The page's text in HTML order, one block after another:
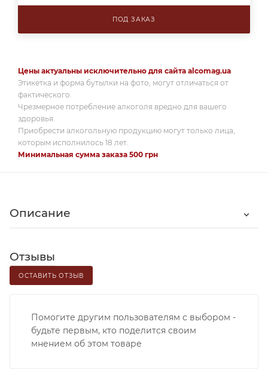
ПОД ЗАКАЗ
Цены актуальны исключительно для сайта alcomag.ua
Этикетка и форма бутылки на фото, могут отличаться от
фактического.
Чрезмерное потребление алкоголя вредно для вашего
здоровья.
Приобрести алкогольную продукцию могут только лица,
которым исполнилось 18 лет.
Минимальная сумма заказа 500 грн
Описание
Отзывы
ОСТАВИТЬ ОТЗЫВ
Помогите другим пользователям с выбором -
будьте первым, кто поделится своим
мнением об этом товаре